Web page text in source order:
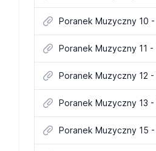
Poranek Muzyczny 10
Poranek Muzyczny 11
Poranek Muzyczny 12 -
Poranek Muzyczny 13
Poranek Muzyczny 15